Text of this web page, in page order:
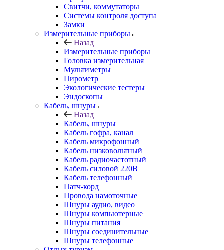
Свитчи, коммутаторы
Системы контроля доступа
Замки
Измерительные приборы
Назад
Измерительные приборы
Головка измерительная
Мультиметры
Пирометр
Экологические тестеры
Эндоскопы
Кабель, шнуры
Назад
Кабель, шнуры
Кабель гофра, канал
Кабель микрофонный
Кабель низковольтный
Кабель радиочастотный
Кабель силовой 220В
Кабель телефонный
Патч-корд
Провода намоточные
Шнуры аудио, видео
Шнуры компьютерные
Шнуры питания
Шнуры соединительные
Шнуры телефонные